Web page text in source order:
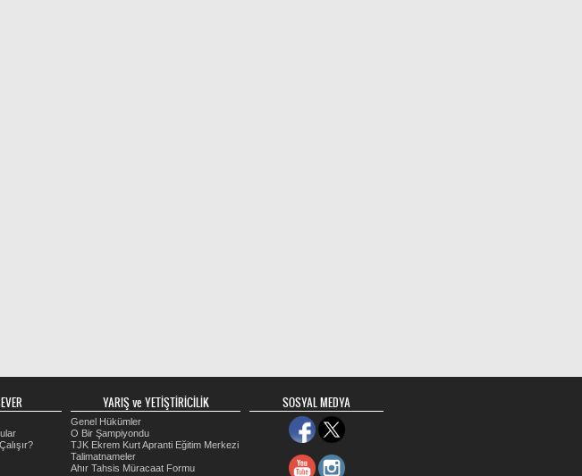
YARIŞ ve YETİŞTİRİCİLİK
Genel Hükümler
O Bir Şampiyondu
TJK Ekrem Kurt Apranti Eğitim Merkezi
Talimatnameler
Ahır Tahsis Müracaat Formu
SOSYAL MEDYA